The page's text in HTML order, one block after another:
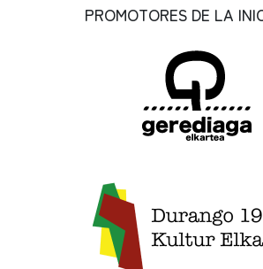
PROMOTORES DE LA